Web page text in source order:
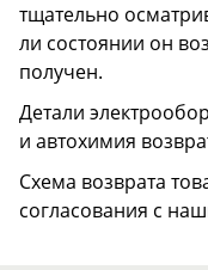
тщательно
ли состоянии он
получен.
Детали
и автохимия
Схема возврата
согласования с